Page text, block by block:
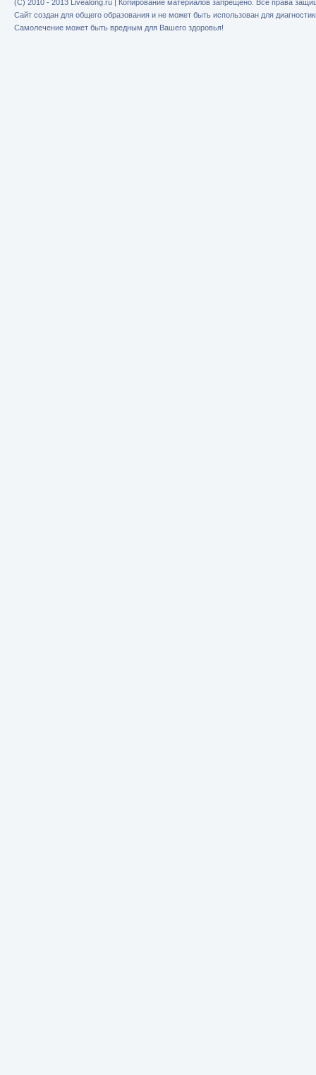
(C) 2010 - 2013 Livealong.ru | Копирование материалов запрещено. Все права
Сайт создан для общего образования и не может быть использован для
Самолечение может быть вредным для Вашего здоровья!